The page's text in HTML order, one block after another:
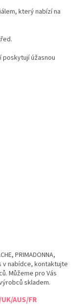
který nabízí na
poskytují úžasnou
PRIMADONNA,
v nabídce, kontaktujte
Můžeme pro Vás
skladem.
AUS/FR